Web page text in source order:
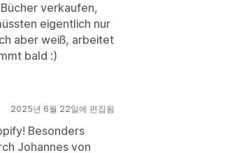
verkaufen,
eigentlich nur
aber weiß, arbeitet
bald :)
2025년 6월 22일에 편집됨
Besonders
Johannes von